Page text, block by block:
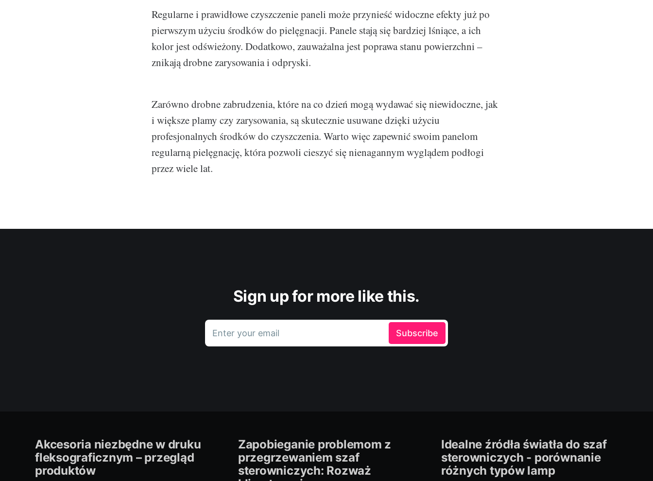
Regularne i prawidłowe czyszczenie paneli może przynieść widoczne efekty już po
pierwszym użyciu środków do pielęgnacji. Panele stają się bardziej lśniące, a ich
kolor jest odświeżony. Dodatkowo, zauważalna jest poprawa stanu powierzchni –
znikają drobne zarysowania i odpryski.
Zarówno drobne zabrudzenia, które na co dzień mogą wydawać się niewidoczne, jak
i większe plamy czy zarysowania, są skutecznie usuwane dzięki użyciu
profesjonalnych środków do czyszczenia. Warto więc zapewnić swoim panelom
regularną pielęgnację, która pozwoli cieszyć się nienagannym wyglądem podłogi
przez wiele lat.
Sign up for more like this.
Enter your email Subscribe
Akcesoria niezbędne w druku
fleksograficznym – przegląd
produktów
Zapobieganie problemom z
przegrzewaniem szaf
sterowniczych: Rozważ
Idealne źródła światła do szaf
sterowniczych - porównanie
różnych typów lamp